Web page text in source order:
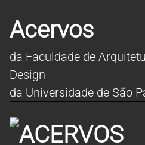
Acervos
da Faculdade de
Design
da Universidade de São